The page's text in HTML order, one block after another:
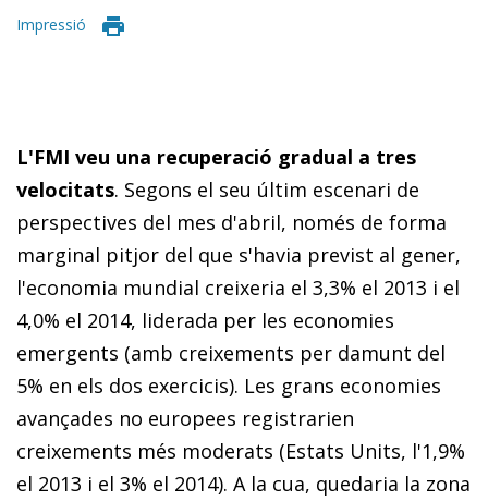
Impressió
L'FMI veu una recuperació gradual a tres
velocitats. Segons el seu últim escenari de
perspectives del mes d'abril, només de forma
marginal pitjor del que s'havia previst al gener,
l'economia mundial creixeria el 3,3% el 2013 i el
4,0% el 2014, liderada per les economies
emergents (amb creixements per damunt del
5% en els dos exercicis). Les grans economies
avançades no europees registrarien
creixements més moderats (Estats Units, l'1,9%
el 2013 i el 3% el 2014). A la cua, quedaria la zona